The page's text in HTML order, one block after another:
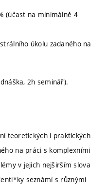
(účast na minimálně 4
úkolu zadaného na
2h seminář).
teoretických i praktických
na práci s komplexními
v jejich nejširším slova
seznámí s různými